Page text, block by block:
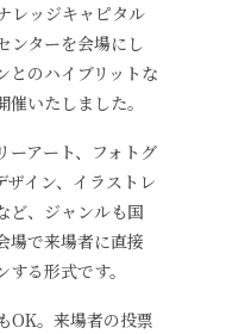
レッジキャピタル
ンターを会場にし
とのハイブリットな
いたしました。
ーアート、フォトグ
ザイン、イラストレ
ど、ジャンルも国
場で来場者に直接
る形式です。
OK。来場者の投票